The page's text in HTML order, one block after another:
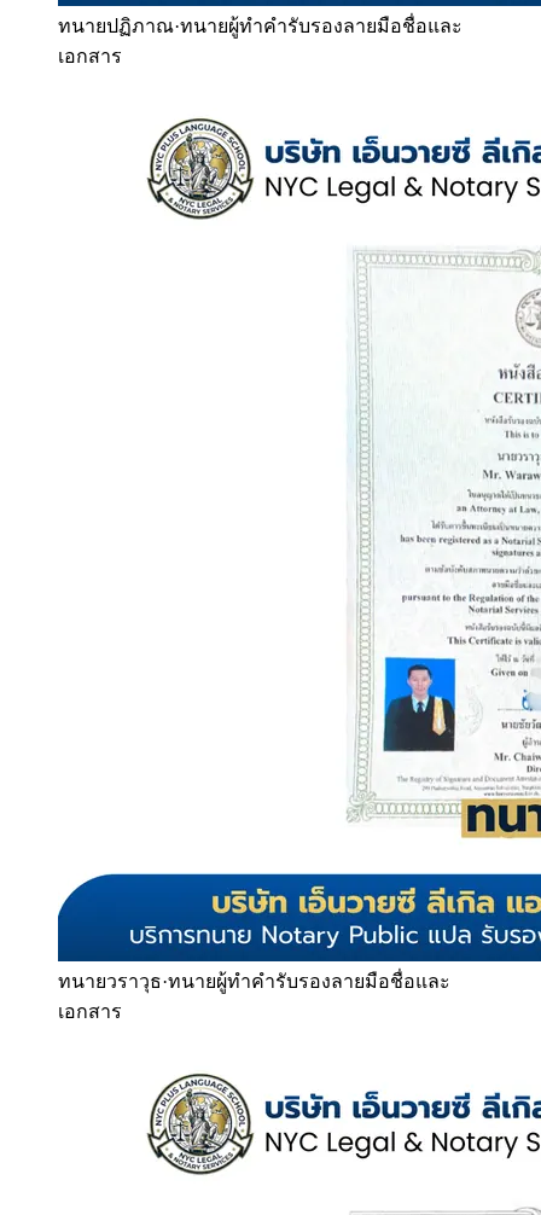
ทนายปฏิภาณ·ทนายผู้ทำคำรับรองลายมือชื่อและ
เอกสาร
ทนายวราวุธ·ทนายผู้ทำคำรับรองลายมือชื่อและ
เอกสาร